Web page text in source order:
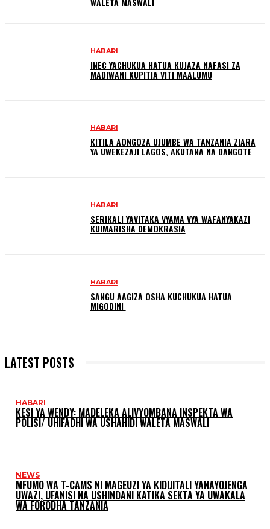
HABARI
INEC YACHUKUA HATUA KUJAZA NAFASI ZA
MADIWANI KUPITIA VITI MAALUMU
HABARI
KITILA AONGOZA UJUMBE WA TANZANIA ZIARA
YA UWEKEZAJI LAGOS, AKUTANA NA DANGOTE
HABARI
SERIKALI YAVITAKA VYAMA VYA WAFANYAKAZI
KUIMARISHA DEMOKRASIA
HABARI
SANGU AAGIZA OSHA KUCHUKUA HATUA
MIGODINI ‎
LATEST POSTS
HABARI
KESI YA WENDY: MADELEKA ALIVYOMBANA INSPEKTA WA
POLISI/ UHIFADHI WA USHAHIDI WALETA MASWALI
NEWS
MFUMO WA T-CAMS NI MAGEUZI YA KIDIJITALI YANAYOJENGA
UWAZI, UFANISI NA USHINDANI KATIKA SEKTA YA UWAKALA
WA FORODHA TANZANIA